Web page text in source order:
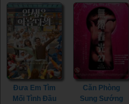
(2023)
Railway Heroes
(2021)
Đưa Em Tìm
Mối Tình Đầu
Căn Phòng
Sung Sướng